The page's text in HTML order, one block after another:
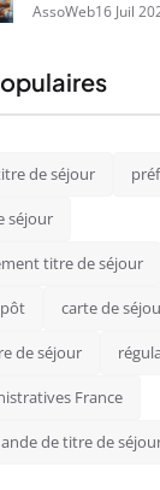
AssoWeb16 Juil
de séjour
séjour
titre de séjour
carte de
de séjour
France
de titre de